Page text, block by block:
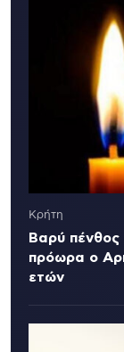
Κρήτη
Βαρύ
πρόωρα ο
ετών